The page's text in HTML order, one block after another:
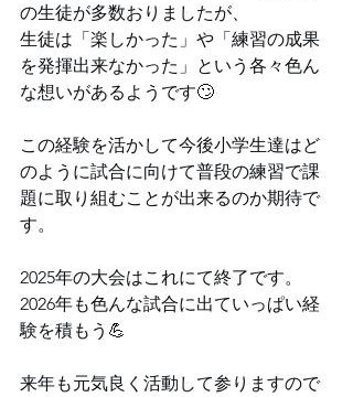
の生徒が多数おりましたが、
生徒は「楽しかった」や「練習の成果
を発揮出来なかった」という各々色ん
な想いがあるようです🙄⁡
⁡⁡この経験を活かして今後小学生達はど
のように試合に向けて普段の練習で課
題に取り組むことが出来るのか期待で
す。
2025年の大会はこれにて終了です。
⁡⁡⁡⁡2026年も色んな試合に出ていっぱい経
験を積もう💪⁡
⁡⁡⁡⁡⁡来年も元気良く活動して参りますので